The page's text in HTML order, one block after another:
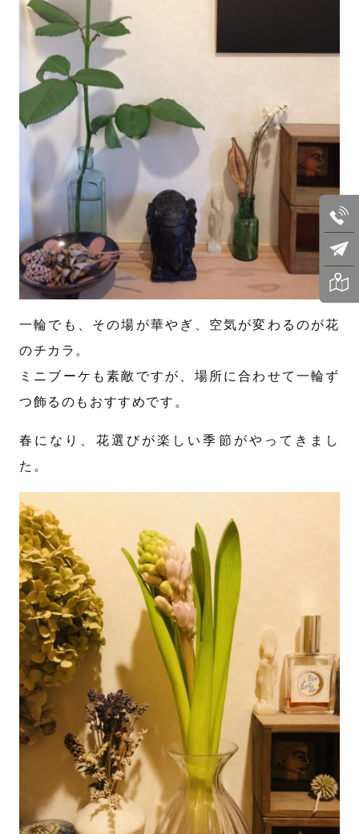
一輪でも、その場が華やぎ、空気が変わるのが花
のチカラ。
ミニブーケも素敵ですが、場所に合わせて一輪ず
つ飾るのもおすすめです。
春になり、花選びが楽しい季節がやってきまし
た。